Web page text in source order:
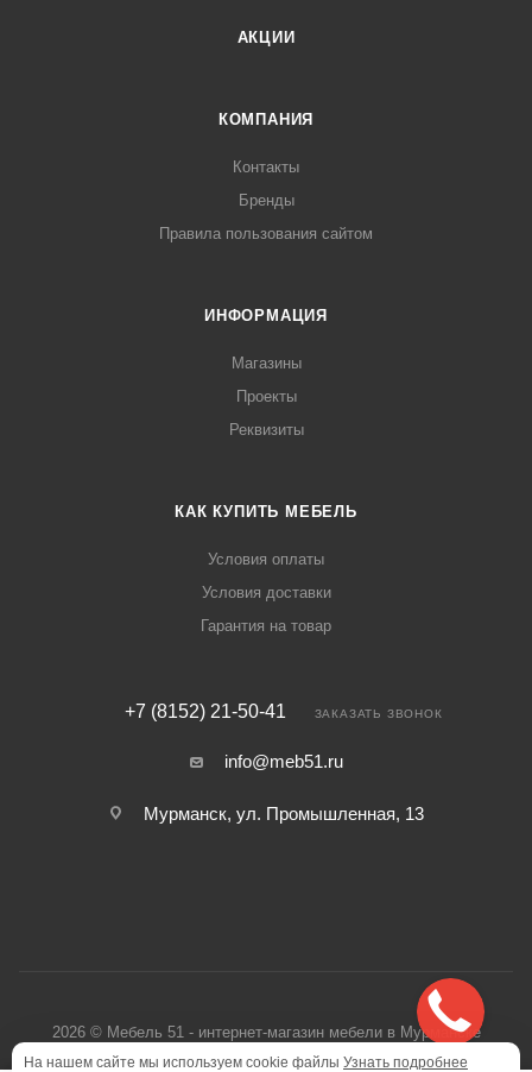
АКЦИИ
КОМПАНИЯ
Контакты
Бренды
Правила пользования сайтом
ИНФОРМАЦИЯ
Магазины
Проекты
Реквизиты
КАК КУПИТЬ МЕБЕЛЬ
Условия оплаты
Условия доставки
Гарантия на товар
+7 (8152) 21-50-41 ЗАКАЗАТЬ ЗВОНОК
info@meb51.ru
Мурманск, ул. Промышленная, 13
2026 © Мебель 51 - интернет-магазин мебели в Мурманске
На нашем сайте мы используем cookie файлы Узнать подробнее